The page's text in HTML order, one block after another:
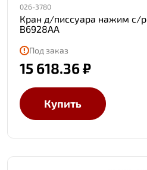
026-3780
Кран д/писсуара нажим с/
B6928AA
Под заказ
15 618.36 ₽
Купить